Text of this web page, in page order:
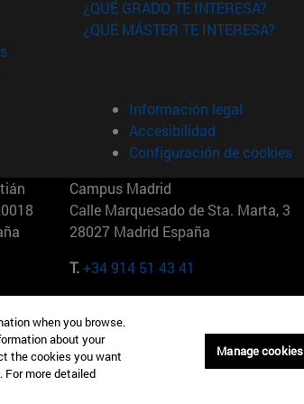
ventana)
en nueva ventana)
(abre en nueva ventana)
en nueva ventana)
¿QUÉ GRADO TE INTERESA?
¿QUÉ MÁSTER TE INTERESA?
Información legal
Accesibilidad
Configuración de cookies
Campus Madrid
Calle Marquesado de Sta. Marta, 3
28027 Madrid España
T.+34 914 51 43 41
York Maria-Theresia-Straße 15 81675
Múnich Alemania
T.+49 89 24209790
when you browse.
about your
the cookies you want
For more detailed
Manage cookies